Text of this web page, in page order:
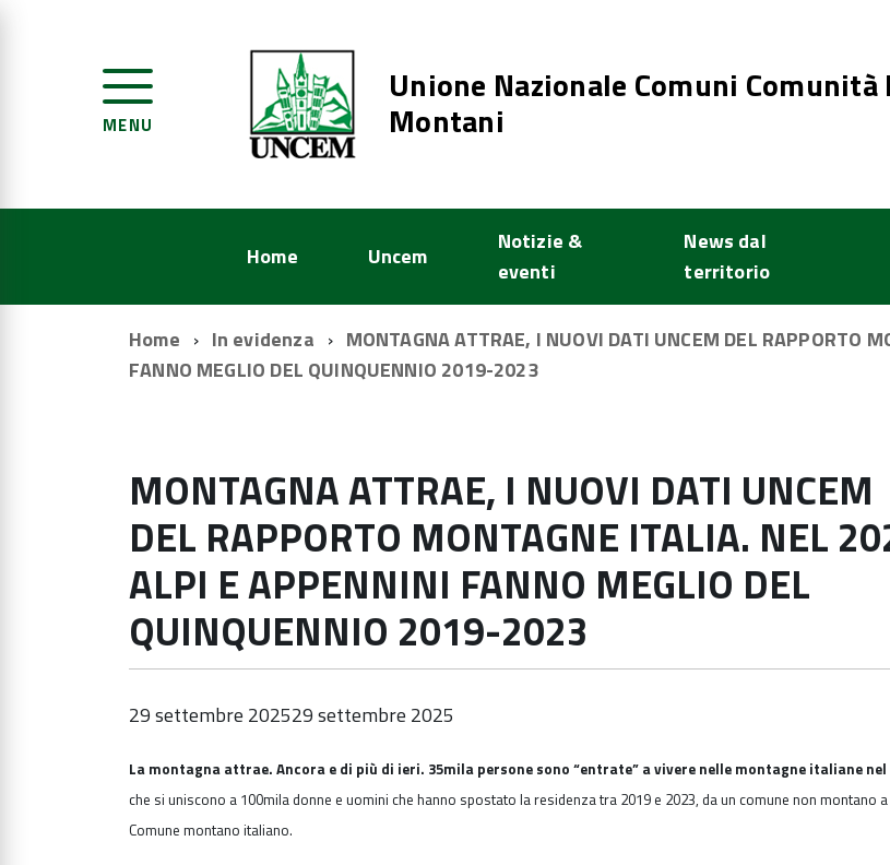
MENU
Unione Nazionale Comuni Comunità
Montani
Home Uncem
Notizie &
eventi
News dal
territorio
Home In evidenza
MONTAGNA ATTRAE, I NUOVI DATI UNCEM DEL RAPPORTO
FANNO MEGLIO DEL QUINQUENNIO 2019-2023
MONTAGNA ATTRAE, I NUOVI DATI UNCEM
DEL RAPPORTO MONTAGNE ITALIA. NEL
ALPI E APPENNINI FANNO MEGLIO DEL
QUINQUENNIO 2019-2023
29 settembre 202529 settembre 2025
La montagna attrae. Ancora e di più di ieri. 35mila persone sono “entrate” a vivere nelle montagne italiane nel
che si uniscono a 100mila donne e uomini che hanno spostato la residenza tra 2019 e 2023, da un comune non montano a
Comune montano italiano.